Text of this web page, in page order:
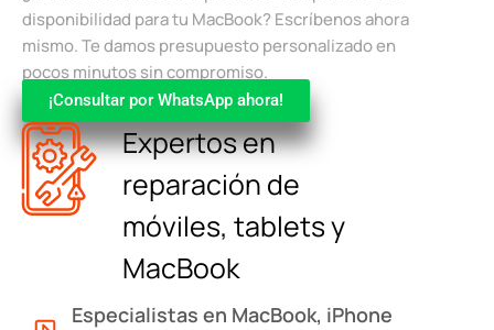
disponibilidad para tu MacBook? Escríbenos ahora
mismo. Te damos presupuesto personalizado en
pocos minutos sin compromiso.
¡Consultar por WhatsApp ahora!
Expertos en
reparación de
móviles, tablets y
MacBook
Especialistas en MacBook, iPhone